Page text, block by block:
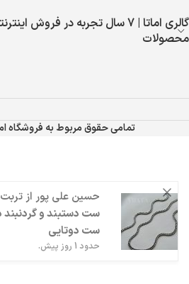
گالری اماتا | 7 سال تجربه در فروش
محصولات
تمامی حقوق مربوط به فروشگاه
حسین علی پور از
ست دستبند و گردنبند
ست دوتایی
حدود 1 روز پیش.